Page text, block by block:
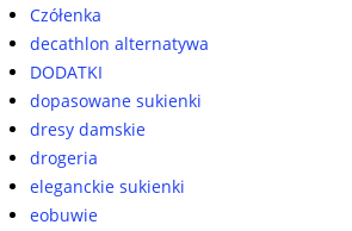
Czółenka
decathlon alternatywa
DODATKI
dopasowane sukienki
dresy damskie
drogeria
eleganckie sukienki
eobuwie